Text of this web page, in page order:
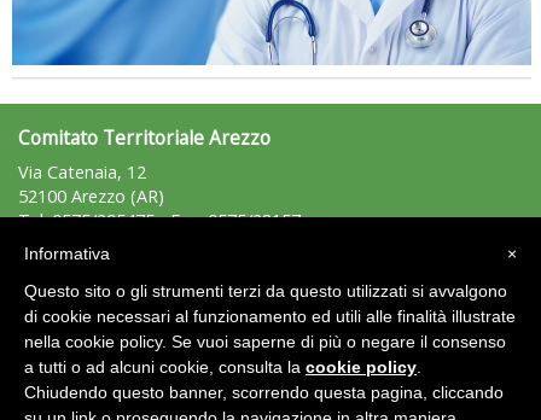
Ddl Lobby, Uisp: “Il Parlamento valorizzi le nostre specificità"
Comitato Territoriale Arezzo
Via Catenaia, 12
52100 Arezzo (AR)
Tel: 0575/295475 - Fax: 0575/28157
e-mail:arezzo@uisp.it
P.Iva: 01389860519
Area Riservata 2.0
×
Informativa
Questo sito o gli strumenti terzi da questo utilizzati si avvalgono
di cookie necessari al funzionamento ed utili alle finalità illustrate
nella cookie policy. Se vuoi saperne di più o negare il consenso
a tutti o ad alcuni cookie, consulta la cookie policy
Chiudendo questo banner, scorrendo questa pagina, cliccando